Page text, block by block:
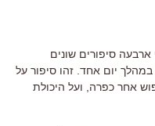
סיפורים שונים
יום אחד. זהו סיפור על
אחר כפרה, ועל היכולת